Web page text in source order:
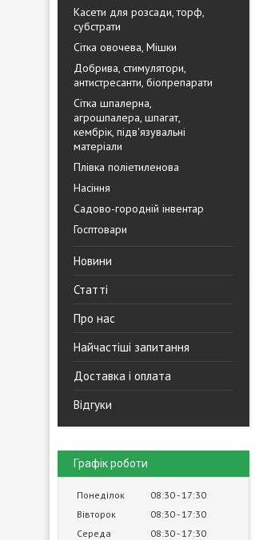
Касети для розсади, торф,
субстрати
Сітка овочева, Мішки
Добрива, стимулятори,
антистресанти, біопрепарати
Сітка шпалерна,
агрошпалера, шпагат,
кембрік, підв'язувальні
матеріали
Плівка поліетиленова
Насіння
Садово-городній інвентар
Госптовари
Новини
Статті
Про нас
Найчастіші запитання
Доставка і оплата
Відгуки
Графік роботи
Понеділок 08:30 17:30
Вівторок
08:30 17:30
Середа
08:30 17:30